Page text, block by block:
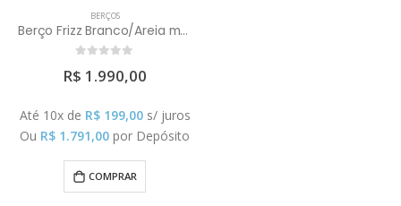
BERÇOS
Berço Frizz Branco/Areia madeira (Colchão Vendido Separadamente)
R$ 1.990,00
Até 10x de R$199,00 s/ juros
Ou R$ 1.791,00 por Depósito
COMPRAR